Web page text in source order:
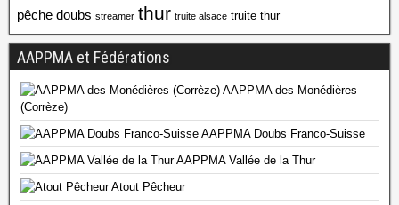
pêche doubs streamer thur truite alsace truite thur
AAPPMA et Fédérations
AAPPMA des Monédières
(Corrèze)
AAPPMA Doubs Franco-Suisse
AAPPMA Vallée de la Thur
Atout Pêcheur